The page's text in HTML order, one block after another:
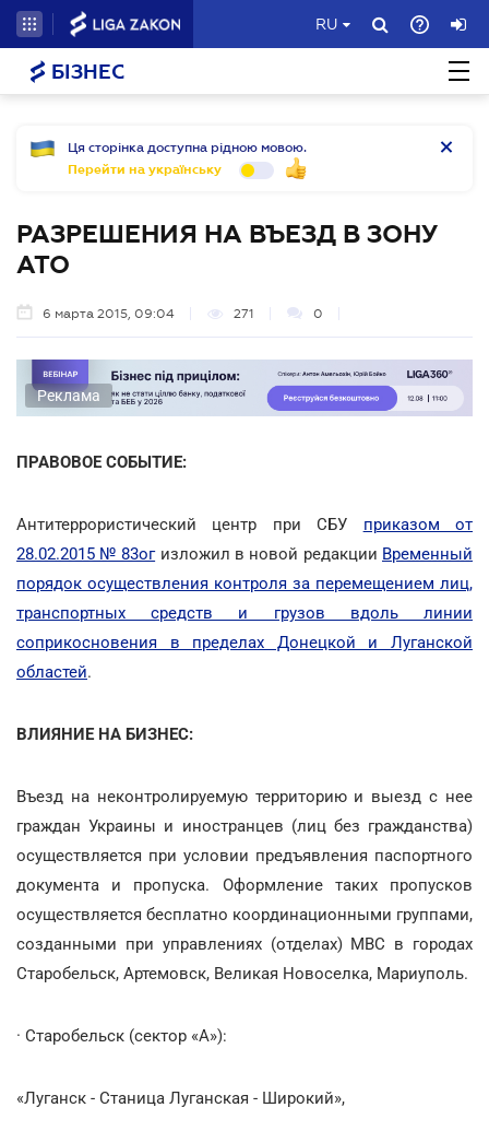
RU
БІЗНЕС
Ця сторінка доступна рідною мовою.
Перейти на українську
РАЗРЕШЕНИЯ НА ВЪЕЗД В ЗОНУ
АТО
6 марта 2015, 09:04 271 0
Реклама
ПРАВОВОЕ СОБЫТИЕ:
Антитеррористический центр при СБУ приказом от
28.02.2015 № 83огизложил в новой редакции Временный
порядок осуществления контроля за перемещением лиц,
транспортных средств и грузов вдоль линии
соприкосновения в пределах Донецкой и Луганской
областей.
ВЛИЯНИЕ НА БИЗНЕС:
Въезд на неконтролируемую территорию и выезд с нее
граждан Украины и иностранцев (лиц без гражданства)
осуществляется при условии предъявления паспортного
документа и пропуска. Оформление таких пропусков
осуществляется бесплатно координационными группами,
созданными при управлениях (отделах) МBС в городах
Старобельск, Артемовск, Великая Новоселка, Мариуполь.
· Старобельск (сектор «А»):
«Луганск - Станица Луганская - Широкий»,